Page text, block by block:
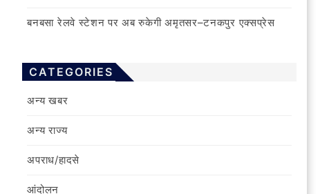
बनबसा रेलवे स्टेशन पर अब रुकेगी अमृतसर–टनकपुर एक्सप्रेस
CATEGORIES
अन्य खबर
अन्य राज्य
अपराध/हादसे
आंदोलन